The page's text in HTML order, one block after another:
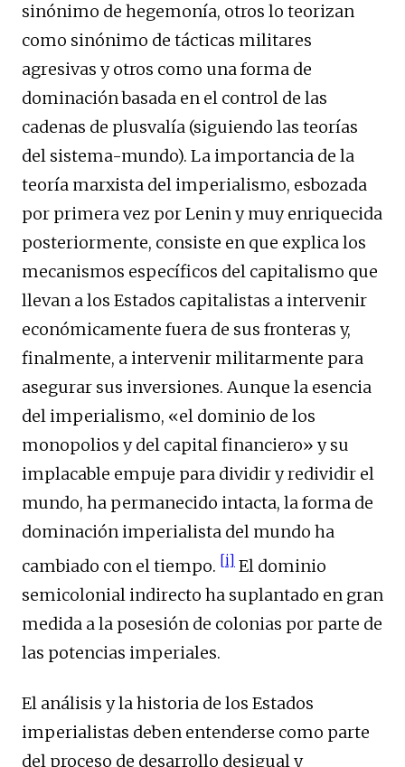
sinónimo de hegemonía, otros lo teorizan
como sinónimo de tácticas militares
agresivas y otros como una forma de
dominación basada en el control de las
cadenas de plusvalía (siguiendo las teorías
del sistema-mundo). La importancia de la
teoría marxista del imperialismo, esbozada
por primera vez por Lenin y muy enriquecida
posteriormente, consiste en que explica los
mecanismos específicos del capitalismo que
llevan a los Estados capitalistas a intervenir
económicamente fuera de sus fronteras y,
finalmente, a intervenir militarmente para
asegurar sus inversiones. Aunque la esencia
del imperialismo, «el dominio de los
monopolios y del capital financiero» y su
implacable empuje para dividir y redividir el
mundo, ha permanecido intacta, la forma de
dominación imperialista del mundo ha
cambiado con el tiempo. [i] El dominio
semicolonial indirecto ha suplantado en gran
medida a la posesión de colonias por parte de
las potencias imperiales.
El análisis y la historia de los Estados
imperialistas deben entenderse como parte
del proceso de desarrollo desigual y